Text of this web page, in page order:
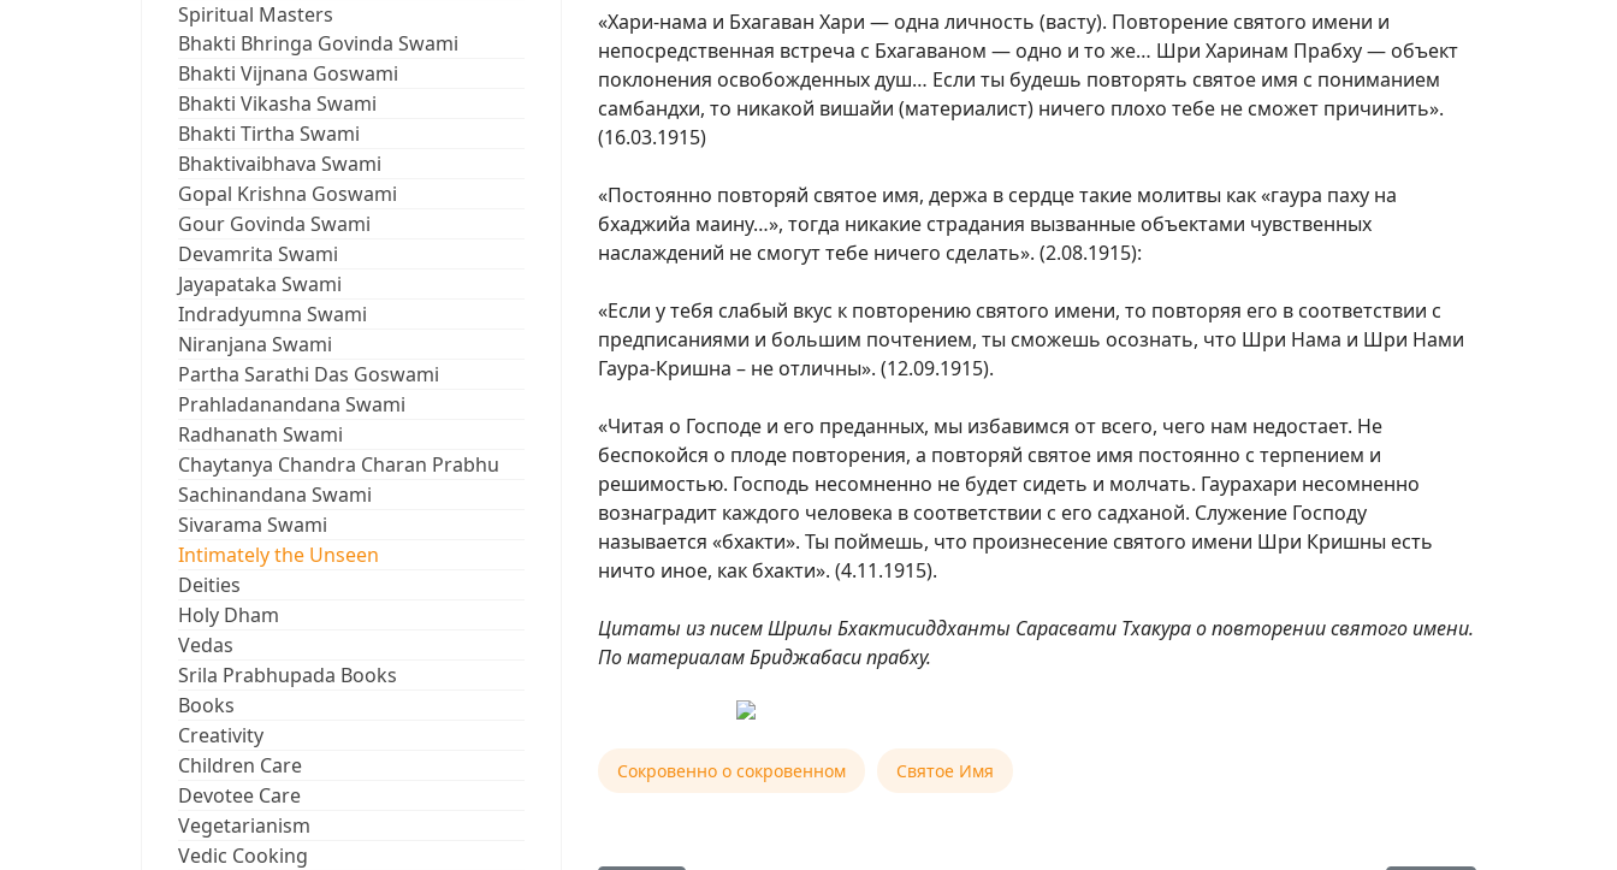
Spiritual Masters
Bhakti Bhringa Govinda Swami
Bhakti Vijnana Goswami
Bhakti Vikasha Swami
Bhakti Tirtha Swami
Bhaktivaibhava Swami
Gopal Krishna Goswami
Gour Govinda Swami
Devamrita Swami
Jayapataka Swami
Indradyumna Swami
Niranjana Swami
Partha Sarathi Das Goswami
Prahladanandana Swami
Radhanath Swami
Chaytanya Chandra Charan Prabhu
Sachinandana Swami
Sivarama Swami
Intimately the Unseen
Deities
Holy Dham
Vedas
Srila Prabhupada Books
Books
Creativity
Children Care
Devotee Care
Vegetarianism
Vedic Cooking
«Хари-нама и Бхагаван Хари — одна личность (васту). Повторение святого имени и
непосредственная встреча с Бхагаваном — одно и то же… Шри Харинам Прабху — объект
поклонения освобожденных душ… Если ты будешь повторять святое имя с пониманием
самбандхи, то никакой вишайи (материалист) ничего плохо тебе не сможет причинить».
(16.03.1915)
«Постоянно повторяй святое имя, держа в сердце такие молитвы как «гаура паху на
бхаджийа маину…», тогда никакие страдания вызванные объектами чувственных
наслаждений не смогут тебе ничего сделать». (2.08.1915):
«Если у тебя слабый вкус к повторению святого имени, то повторяя его в соответствии с
предписаниями и большим почтением, ты сможешь осознать, что Шри Нама и Шри Нами
Гаура-Кришна – не отличны». (12.09.1915).
«Читая о Господе и его преданных, мы избавимся от всего, чего нам недостает. Не
беспокойся о плоде повторения, а повторяй святое имя постоянно с терпением и
решимостью. Господь несомненно не будет сидеть и молчать. Гаурахари несомненно
вознаградит каждого человека в соответствии с его садханой. Служение Господу
называется «бхакти». Ты поймешь, что произнесение святого имени Шри Кришны есть
ничто иное, как бхакти». (4.11.1915).
Цитаты из писем Шрилы Бхактисиддханты Сарасвати Тхакура о повторении святого имени.
По материалам Бриджабаси прабху.
Сокровенно о сокровенном Святое Имя